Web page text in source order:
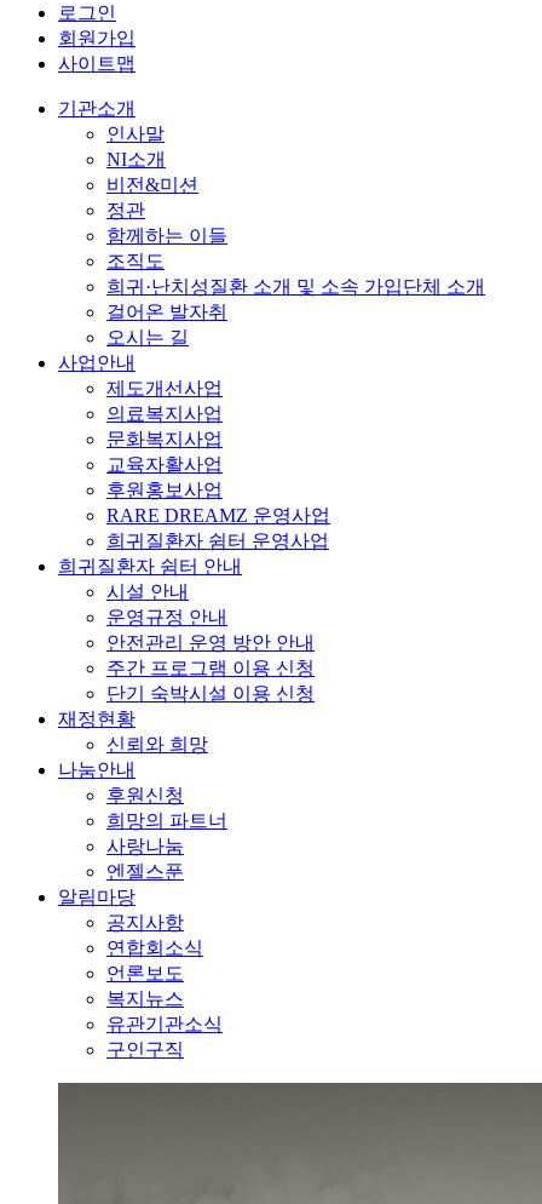
로그인
회원가입
사이트맵
기관소개
인사말
NI소개
비전&미션
정관
함께하는 이들
조직도
희귀·난치성질환 소개 및 소속 가입단체 소개
걸어온 발자취
오시는 길
사업안내
제도개선사업
의료복지사업
문화복지사업
교육자활사업
후원홍보사업
RARE DREAMZ 운영사업
희귀질환자 쉼터 운영사업
희귀질환자 쉼터 안내
시설 안내
운영규정 안내
안전관리 운영 방안 안내
주간 프로그램 이용 신청
단기 숙박시설 이용 신청
재정현황
신뢰와 희망
나눔안내
후원신청
희망의 파트너
사랑나눔
엔젤스푼
알림마당
공지사항
연합회소식
언론보도
복지뉴스
유관기관소식
구인구직